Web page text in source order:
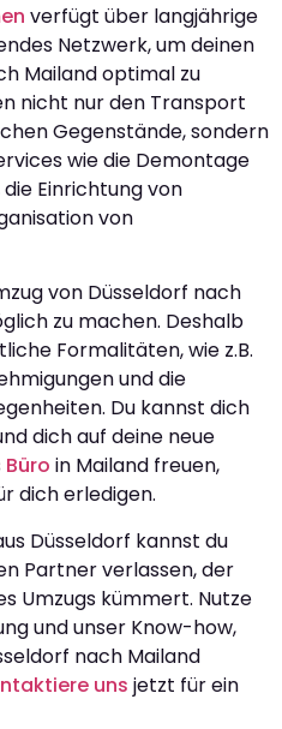
verfügt über langjährige
Netzwerk, um deinen
Mailand optimal zu
nicht nur den Transport
Gegenstände, sondern
wie die Demontage
Einrichtung von
von
von Düsseldorf nach
zu machen. Deshalb
Formalitäten, wie z.B.
und die
Du kannst dich
dich auf deine neue
Büro in Mailand freuen,
dich erledigen.
Düsseldorf kannst du
Partner verlassen, der
Umzugs kümmert. Nutze
und unser Know-how,
nach Mailand
uns jetzt für ein